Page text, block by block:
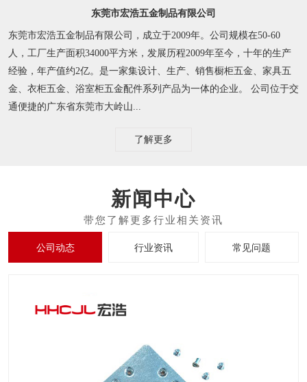
东莞市宏浩五金制品有限公司
东莞市宏浩五金制品有限公司，成立于2009年。公司规模在50-60
人，工厂生产面积34000平方米，发展历程2009年至今，十年的生产
经验，年产值约2亿。是一家集设计、生产、销售橱柜五金、家具五
金、衣柜五金、浴室柜五金配件系列产品为一体的企业。 公司位于交
通便捷的广东省东莞市大岭山...
了解更多
新闻中心
公司动态 行业资讯 常见问题